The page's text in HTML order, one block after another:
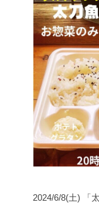
2024/6/8(土) 「